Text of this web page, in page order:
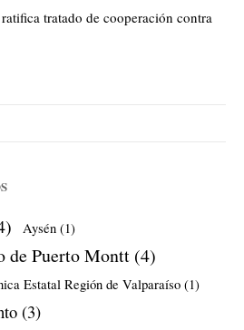
tratado de cooperación contra
Aysén (1)
de Puerto Montt (4)
Estatal Región de Valparaíso (1)
(3)